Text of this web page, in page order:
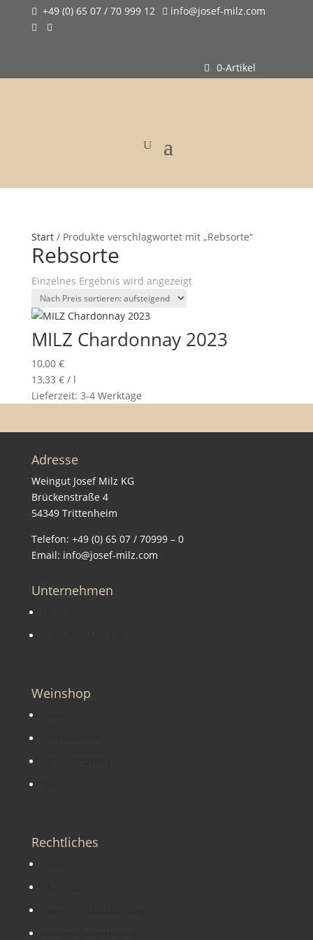
 +49 (0) 65 07 / 70 999 12  info@josef-milz.com
 
0-Artikel
Start/ Produkte verschlagwortet mit „Rebsorte“
Rebsorte
Einzelnes Ergebnis wird angezeigt
MILZ Chardonnay 2023
10,00 €
13,33 €/ l
Lieferzeit: 3-4 Werktage
Adresse
Weingut Josef Milz KG
Brückenstraße 4
54349 Trittenheim
Telefon: +49 (0) 65 07 / 70999 – 0
Email: info@josef-milz.com
Unternehmen
Weinshop
Rechtliches